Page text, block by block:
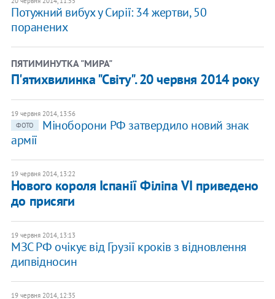
Потужний вибух у Сирії: 34 жертви, 50
поранених
ПЯТИМИНУТКА "МИРА"
П'ятихвилинка "Світу". 20 червня 2014 року
19 червня 2014, 13:56
ФОТО
Міноборони РФ затвердило новий знак
армії
19 червня 2014, 13:22
Нового короля Іспанії Філіпа VI приведено
до присяги
19 червня 2014, 13:13
МЗС РФ очікує від Грузії кроків з відновлення
дипвідносин
19 червня 2014, 12:35